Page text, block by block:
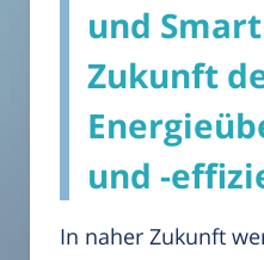
und
Zukunft
und -
In naher Zukunft